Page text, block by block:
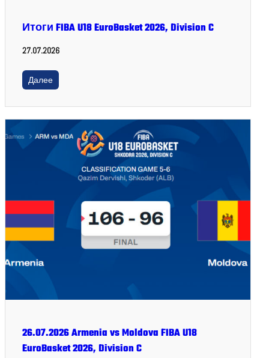
Итоги FIBA U18 EuroBasket 2026, Division C
27.07.2026
Далее
26.07.2026 Armenia vs Moldova FIBA U18
EuroBasket 2026, Division C